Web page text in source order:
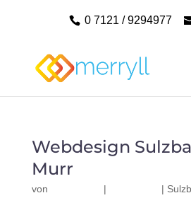
0 7121 / 9294977
Webdesign
Murr
von | |